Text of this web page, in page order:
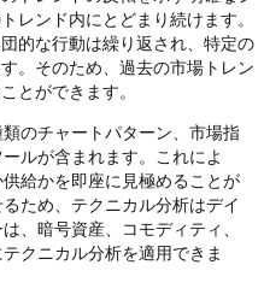
レンド内にとどまり続けます。
的な行動は繰り返され、特定の
。そのため、過去の市場トレン
とができます。
のチャートパターン、市場指
ルが含まれます。これによ
給かを即座に見極めることが
ため、テクニカル分析はデイ
、暗号資産、コモディティ、
クニカル分析を適用できま